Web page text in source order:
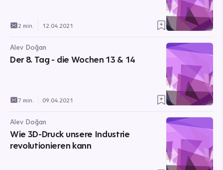
2 min. 12.04.2021
Alev Doğan
Der 8. Tag - die Wochen 13 & 14
7 min. 09.04.2021
Alev Doğan
Wie 3D-Druck unsere Industrie
revolutionieren kann